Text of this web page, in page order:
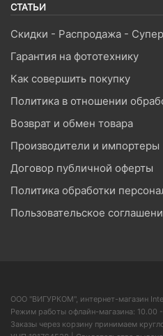
СТАТЬИ
Скидки - Распродажа -
Гарантия на фототехнику
Как совершить покупку
Политика в отношении
Возврат и обмен товара
Производители и импортеры
Договор публичной оферты
Политика обработки
Пользовательское
ООО "ВИГУРКОМ", интернет-магазин
Режим работы офлайн-магазина: 10.00
Заказы через корзину принимаем